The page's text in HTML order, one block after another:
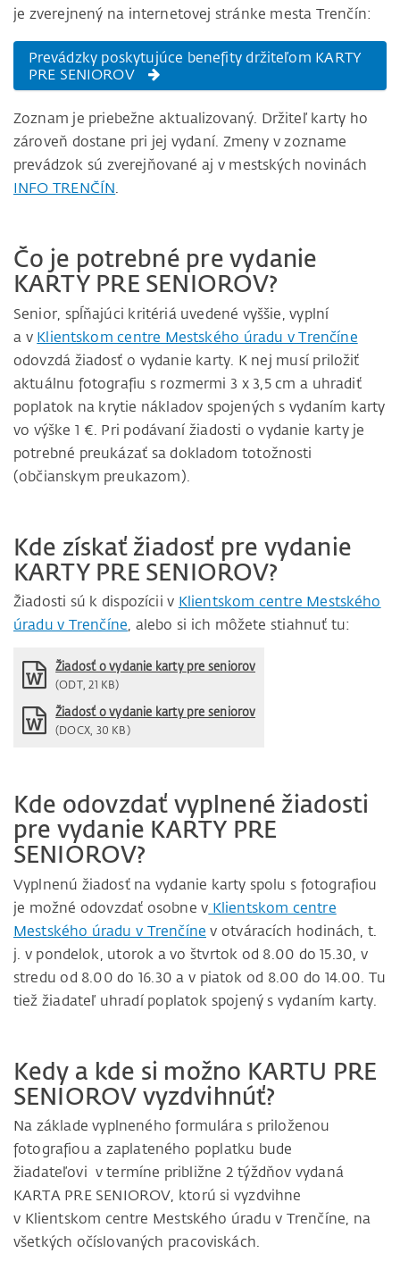
je zverejnený na internetovej stránke mesta Trenčín:
Prevádzky poskytujúce benefity držiteľom KARTY
PRE SENIOROV
Zoznam je priebežne aktualizovaný. Držiteľ karty ho
zároveň dostane pri jej vydaní. Zmeny v zozname
prevádzok sú zverejňované aj v mestských novinách
INFO TRENČÍN.
Čo je potrebné pre vydanie
KARTY PRE SENIOROV?
Senior, spĺňajúci kritériá uvedené vyššie, vyplní
a v Klientskom centre Mestského úradu v Trenčíne
odovzdá žiadosť o vydanie karty. K nej musí priložiť
aktuálnu fotografiu s rozmermi 3 x 3,5 cm a uhradiť
poplatok na krytie nákladov spojených s vydaním karty
vo výške 1 €. Pri podávaní žiadosti o vydanie karty je
potrebné preukázať sa dokladom totožnosti
(občianskym preukazom).
Kde získať žiadosť pre vydanie
KARTY PRE SENIOROV?
Žiadosti sú k dispozícii v Klientskom centre Mestského
úradu v Trenčíne, alebo si ich môžete stiahnuť tu:
Žiadosť o vydanie karty pre seniorov
(ODT, 21 KB)
Žiadosť o vydanie karty pre seniorov
(DOCX, 30 KB)
Kde odovzdať vyplnené žiadosti
pre vydanie KARTY PRE
SENIOROV?
Vyplnenú žiadosť na vydanie karty spolu s fotografiou
je možné odovzdať osobne v Klientskom centre
Mestského úradu v Trenčíne v otváracích hodinách, t.
j. v pondelok, utorok a vo štvrtok od 8.00 do 15.30, v
stredu od 8.00 do 16.30 a v piatok od 8.00 do 14.00. Tu
tiež žiadateľ uhradí poplatok spojený s vydaním karty.
Kedy a kde si možno KARTU PRE
SENIOROV vyzdvihnúť?
Na základe vyplneného formulára s priloženou
fotografiou a zaplateného poplatku bude
žiadateľovi v termíne približne 2 týždňov vydaná
KARTA PRE SENIOROV, ktorú si vyzdvihne
v Klientskom centre Mestského úradu v Trenčíne, na
všetkých očíslovaných pracoviskách.